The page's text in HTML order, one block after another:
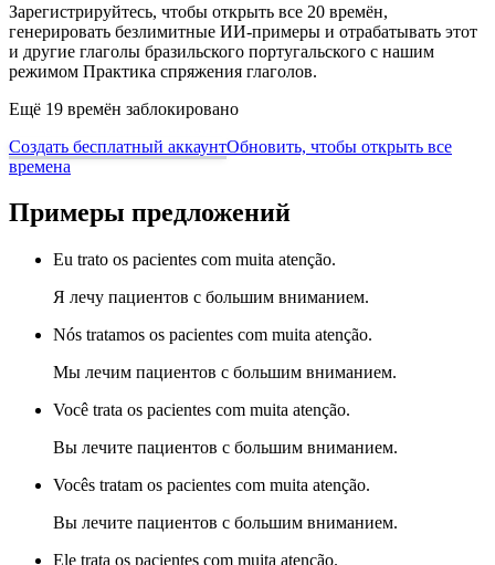
Зарегистрируйтесь, чтобы открыть все 20 времён,
генерировать безлимитные ИИ-примеры и отрабатывать этот
и другие глаголы бразильского португальского с нашим
режимом Практика спряжения глаголов.
Ещё 19 времён заблокировано
Создать бесплатный аккаунтОбновить, чтобы открыть все
времена
Примеры предложений
Eu trato os pacientes com muita atenção.
Я лечу пациентов с большим вниманием.
Nós tratamos os pacientes com muita atenção.
Мы лечим пациентов с большим вниманием.
Você trata os pacientes com muita atenção.
Вы лечите пациентов с большим вниманием.
Vocês tratam os pacientes com muita atenção.
Вы лечите пациентов с большим вниманием.
Ele trata os pacientes com muita atenção.